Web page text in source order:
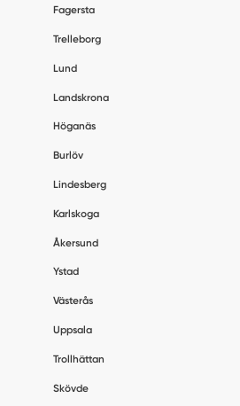
Fagersta
Trelleborg
Lund
Landskrona
Höganäs
Burlöv
Lindesberg
Karlskoga
Åkersund
Ystad
Västerås
Uppsala
Trollhättan
Skövde